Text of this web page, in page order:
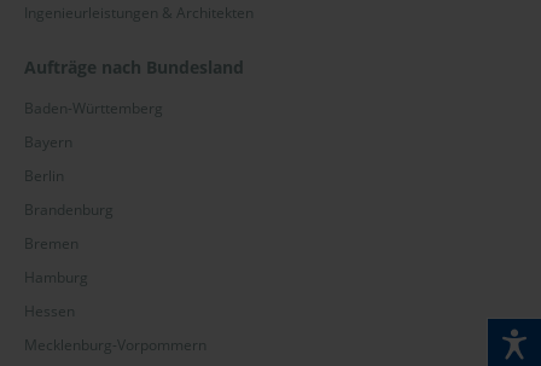
Ingenieurleistungen & Architekten
Aufträge nach Bundesland
Baden-Württemberg
Bayern
Berlin
Brandenburg
Bremen
Hamburg
Hessen
Mecklenburg-Vorpommern